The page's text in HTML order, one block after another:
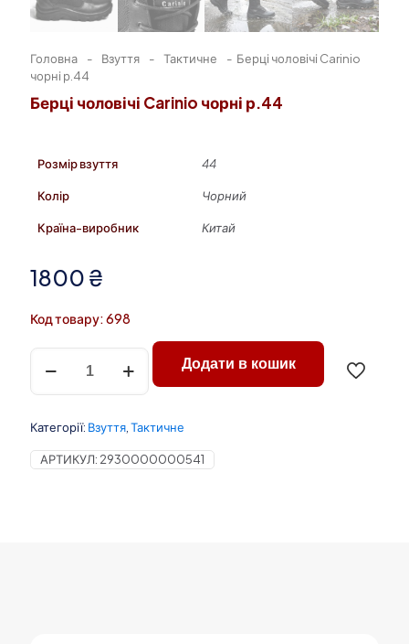
Головна - Взуття - Тактичне - Берці чоловічі Carinio
чорні р.44
Берці чоловічі Carinio чорні р.44
Розмір взуття 44
Колір Чорний
Країна-виробник Китай
1800 ₴
Код товару: 698
Берці
чоловічі
Carinio
р.44
Додати в кошик
Категорії: Взуття Тактичне
АРТИКУЛ: 2930000000541